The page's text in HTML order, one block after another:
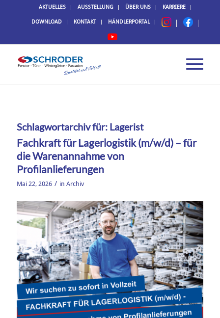
AKTUELLES AUSSTELLUNG ÜBER UNS KARRIERE
DOWNLOAD KONTAKT HÄNDLERPORTAL
Schlagwortarchiv für: Lagerist
Fachkraft für Lagerlogistik (m/w/d) – für
die Warenannahme von
Profilanlieferungen
Mai 22, 2026 / in Archiv